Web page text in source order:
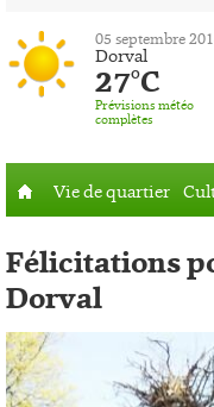
05 septembre
Dorval
27°C
Prévisions météo
complètes
Vie de quartier
Félicitations
Dorval